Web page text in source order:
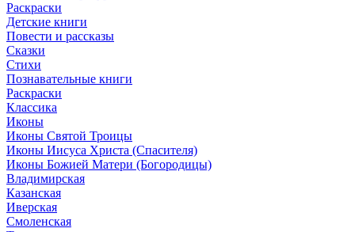
Раскраски
Детские книги
Повести и рассказы
Сказки
Стихи
Познавательные книги
Раскраски
Классика
Иконы
Иконы Святой Троицы
Иконы Иисуса Христа (Спасителя)
Иконы Божией Матери (Богородицы)
Владимирская
Казанская
Иверская
Смоленская